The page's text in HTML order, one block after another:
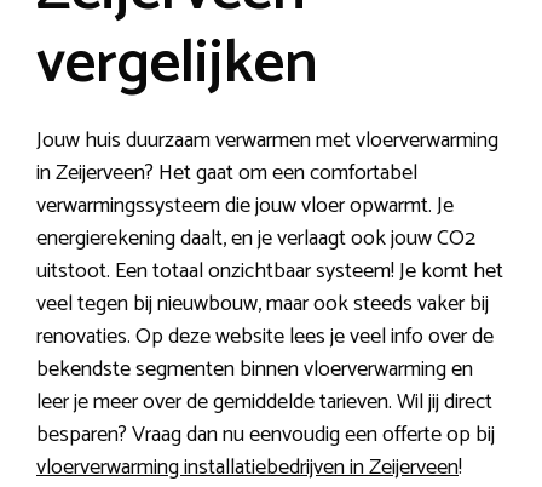
vergelijken
Jouw huis duurzaam verwarmen met vloerverwarming
in Zeijerveen? Het gaat om een comfortabel
verwarmingssysteem die jouw vloer opwarmt. Je
energierekening daalt, en je verlaagt ook jouw CO2
uitstoot. Een totaal onzichtbaar systeem! Je komt het
veel tegen bij nieuwbouw, maar ook steeds vaker bij
renovaties. Op deze website lees je veel info over de
bekendste segmenten binnen vloerverwarming en
leer je meer over de gemiddelde tarieven. Wil jij direct
besparen? Vraag dan nu eenvoudig een offerte op bij
vloerverwarming installatiebedrijven in Zeijerveen!